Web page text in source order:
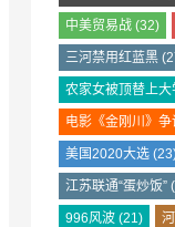
中美贸易战 (32)
三河禁用红蓝黑
农家女被顶替上大
电影《金刚川》争
美国2020大选
江苏联通“蛋炒饭”
996风波 (21)